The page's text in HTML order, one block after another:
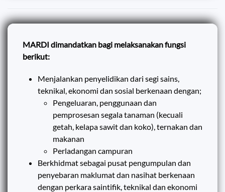
MARDI dimandatkan bagi melaksanakan fungsi
berikut:
Menjalankan penyelidikan dari segi sains,
teknikal, ekonomi dan sosial berkenaan dengan;
Pengeluaran, penggunaan dan
pemprosesan segala tanaman (kecuali
getah, kelapa sawit dan koko), ternakan dan
makanan
Perladangan campuran
Berkhidmat sebagai pusat pengumpulan dan
penyebaran maklumat dan nasihat berkenaan
dengan perkara saintifik, teknikal dan ekonomi